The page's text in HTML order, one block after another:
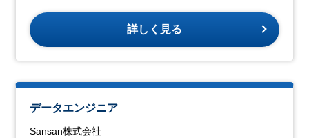
詳しく見る
データエンジニア
Sansan株式会社